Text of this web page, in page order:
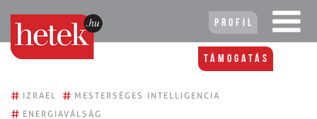
Profil
Támogatás
# IZRAEL # MESTERSÉGES INTELLIGENCIA
# ENERGIAVÁLSÁG